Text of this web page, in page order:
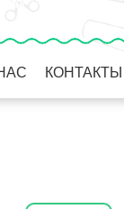
КОНТАКТЫ